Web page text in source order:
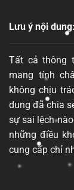
Lưu ý nội dung:
Tất cả thông
mang tính
không chịu
dung đã chia
sự sai lệch
những điều
cung cấp chỉ